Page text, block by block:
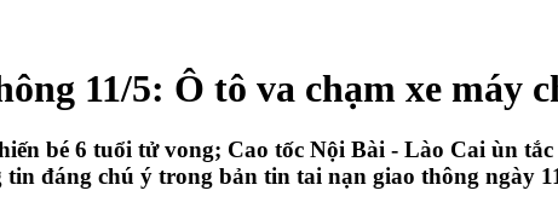
11/5: Ô tô va chạm xe máy
bé 6 tuổi tử vong; Cao tốc Nội Bài - Lào Cai ùn
đáng chú ý trong bản tin tai nạn giao thông ngày